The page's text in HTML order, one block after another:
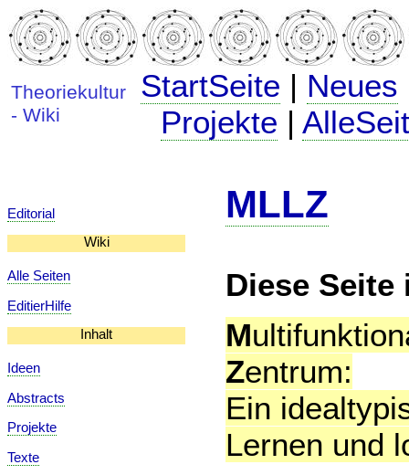
Theoriekultur
- Wiki
StartSeite | Neues
Projekte |
Editorial
Wiki
Alle Seiten
EditierHilfe
Inhalt
Ideen
Abstracts
Projekte
Texte
MLLZ
Diese
M
Zentrum:
Ein
Lernen und